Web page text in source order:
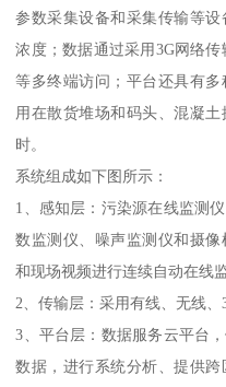
参数采集设备和采集传输等
浓度；数据通过采用3G网络
等多终端访问；平台还具有
用在散货堆场和码头、混凝
时。
系统组成如下图所示：
1、感知层：污染源在线监测
数监测仪、噪声监测仪和摄
和现场视频进行连续自动在线
2、传输层：采用有线、无线、
3、平台层：数据服务云平台
数据，进行系统分析、提供